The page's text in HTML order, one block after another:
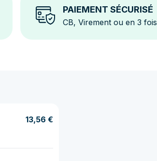
PAIEMENT SÉCURISÉ
CB, Virement ou en 3 fois
13,56 €